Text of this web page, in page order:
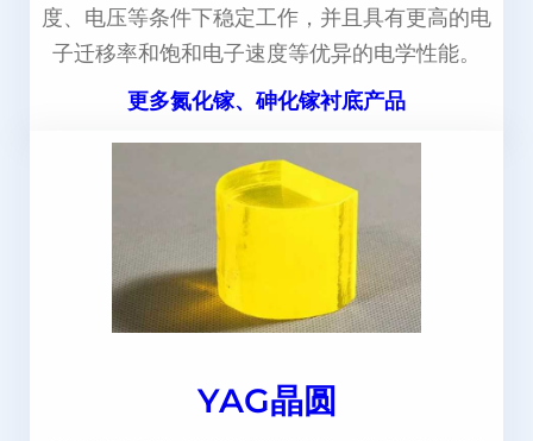
度、电压等条件下稳定工作，并且具有更高的电
子迁移率和饱和电子速度等优异的电学性能。
更多氮化镓、砷化镓衬底产品
YAG晶圆